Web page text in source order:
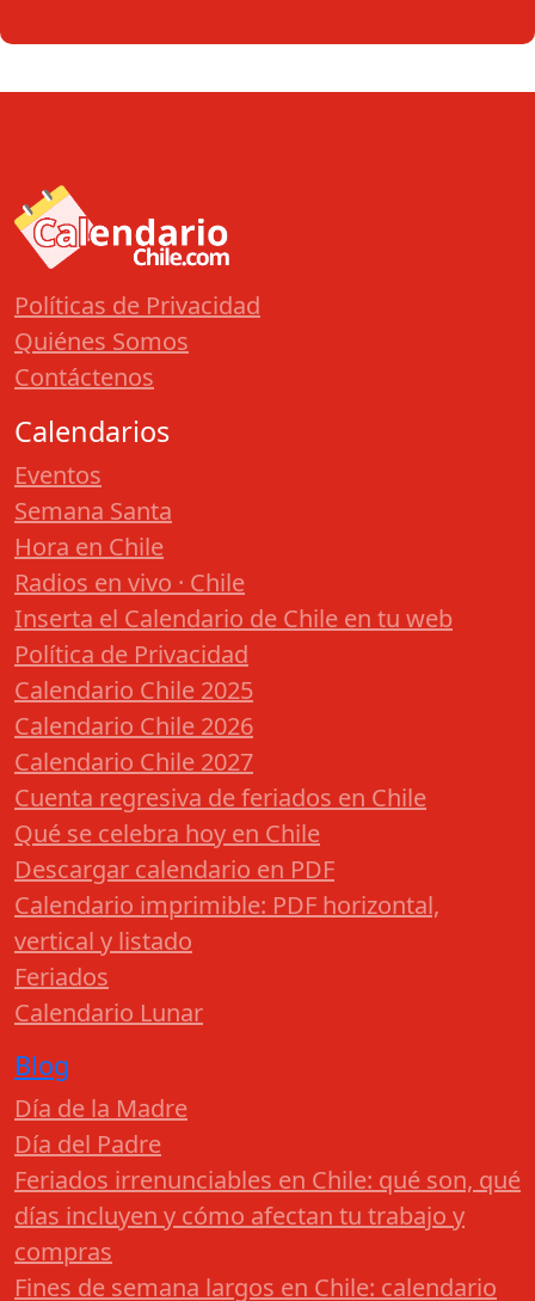
Políticas de Privacidad
Quiénes Somos
Contáctenos
Calendarios
Eventos
Semana Santa
Hora en Chile
Radios en vivo · Chile
Inserta el Calendario de Chile en tu web
Política de Privacidad
Calendario Chile 2025
Calendario Chile 2026
Calendario Chile 2027
Cuenta regresiva de feriados en Chile
Qué se celebra hoy en Chile
Descargar calendario en PDF
Calendario imprimible: PDF horizontal,
vertical y listado
Feriados
Calendario Lunar
Blog
Día de la Madre
Día del Padre
Feriados irrenunciables en Chile: qué son, qué
días incluyen y cómo afectan tu trabajo y
compras
Fines de semana largos en Chile: calendario